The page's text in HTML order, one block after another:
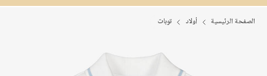
الصفحة الرئيسية أولاد توبات